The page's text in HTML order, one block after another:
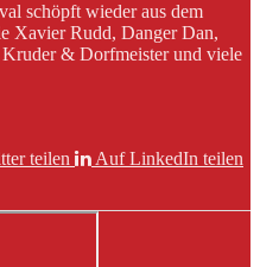
schöpft wieder aus dem
Xavier Rudd, Danger Dan,
Kruder & Dorfmeister und viele
teilen
Auf LinkedIn teilen